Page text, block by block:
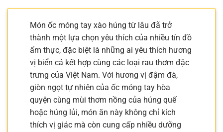
Món ốc móng tay xào húng từ lâu đã trở
thành một lựa chọn yêu thích của nhiều tín đồ
ẩm thực, đặc biệt là những ai yêu thích hương
vị biển cả kết hợp cùng các loại rau thơm đặc
trưng của Việt Nam. Với hương vị đậm đà,
giòn ngọt tự nhiên của ốc móng tay hòa
quyện cùng mùi thơm nồng của húng quế
hoặc húng lủi, món ăn này không chỉ kích
thích vị giác mà còn cung cấp nhiều dưỡng